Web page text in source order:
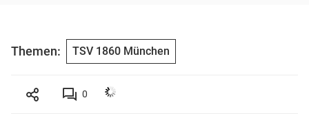
Themen: TSV 1860 München
0